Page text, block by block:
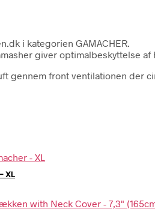
i kategorien GAMACHER.
giver optimalbeskyttelse
gennem front ventilationen der
XL